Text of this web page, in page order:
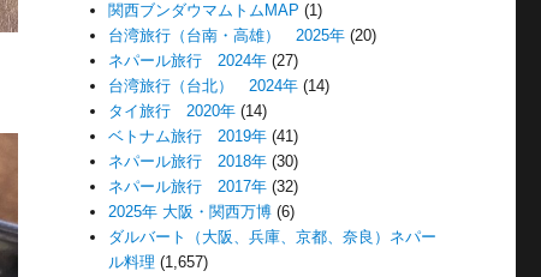
関西ブンダウマムトムMAP (1)
台湾旅行（台南・高雄） 2025年 (20)
ネパール旅行 2024年 (27)
台湾旅行（台北） 2024年 (14)
タイ旅行 2020年 (14)
ベトナム旅行 2019年 (41)
ネパール旅行 2018年 (30)
ネパール旅行 2017年 (32)
2025年 大阪・関西万博 (6)
ダルバート（大阪、兵庫、京都、奈良）ネパー
ル料理 (1,657)